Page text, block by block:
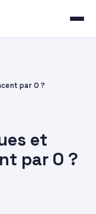
par O ?
et
par O ?